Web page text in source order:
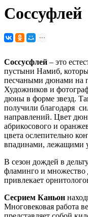
Соссуфлей
Соссусфлей – это
пустыни Намиб,
песчаными дюнами на
Художников и
дюны в форме звезд.
получили благодаря
направлений. Цвет дюн
абрикосового и
цвета ослепительно
впадинами, лежащими
В сезон дождей в
фламинго и множество
привлекает
Сесрием Каньон
Многовековая работа